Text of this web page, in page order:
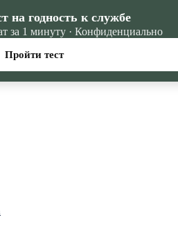
на годность к службе
за 1 минуту · Конфиденциально
Пройти тест